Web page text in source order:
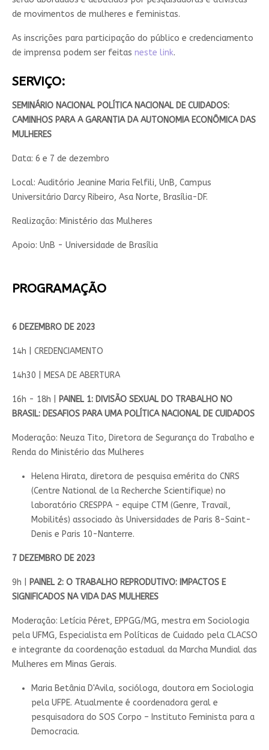
de movimentos de mulheres e feministas.
As inscrições para participação do público e credenciamento
de imprensa podem ser feitas neste link.
SERVIÇO:
SEMINÁRIO NACIONAL POLÍTICA NACIONAL DE CUIDADOS:
CAMINHOS PARA A GARANTIA DA AUTONOMIA ECONÔMICA DAS
MULHERES
Data: 6 e 7 de dezembro
Local: Auditório Jeanine Maria Felfili, UnB, Campus
Universitário Darcy Ribeiro, Asa Norte, Brasília-DF.
Realização: Ministério das Mulheres
Apoio: UnB - Universidade de Brasília
PROGRAMAÇÃO
6 DEZEMBRO DE 2023
14h | CREDENCIAMENTO
14h30 | MESA DE ABERTURA
16h - 18h | PAINEL 1: DIVISÃO SEXUAL DO TRABALHO NO
BRASIL: DESAFIOS PARA UMA POLÍTICA NACIONAL DE CUIDADOS
Moderação: Neuza Tito, Diretora de Segurança do Trabalho e
Renda do Ministério das Mulheres
Helena Hirata, diretora de pesquisa emérita do CNRS
(Centre National de la Recherche Scientifique) no
laboratório CRESPPA - equipe CTM (Genre, Travail,
Mobilités) associado às Universidades de Paris 8-Saint-
Denis e Paris 10-Nanterre.
7 DEZEMBRO DE 2023
9h | PAINEL 2: O TRABALHO REPRODUTIVO: IMPACTOS E
SIGNIFICADOS NA VIDA DAS MULHERES
Moderação: Letícia Péret, EPPGG/MG, mestra em Sociologia
pela UFMG, Especialista em Políticas de Cuidado pela CLACSO
e integrante da coordenação estadual da Marcha Mundial das
Mulheres em Minas Gerais.
Maria Betânia D'Avila, socióloga, doutora em Sociologia
pela UFPE. Atualmente é coordenadora geral e
pesquisadora do SOS Corpo – Instituto Feminista para a
Democracia.